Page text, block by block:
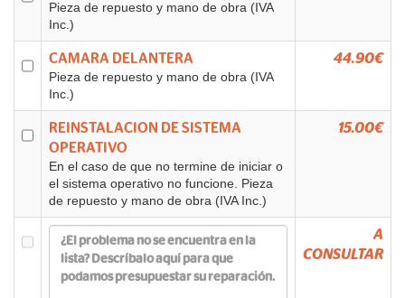
Pieza de repuesto y mano de obra (IVA
Inc.)
CAMARA DELANTERA
Pieza de repuesto y mano de obra (IVA
Inc.)
44.90€
REINSTALACION DE SISTEMA
OPERATIVO
En el caso de que no termine de iniciar o
el sistema operativo no funcione. Pieza
de repuesto y mano de obra (IVA Inc.)
15.00€
A
CONSULTAR